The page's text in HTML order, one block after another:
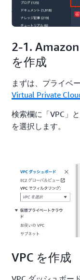
2-1.
を作成
まずは、プライベ
Virtual Private
検索欄に「VPC」
を選択します。
VPC を作成